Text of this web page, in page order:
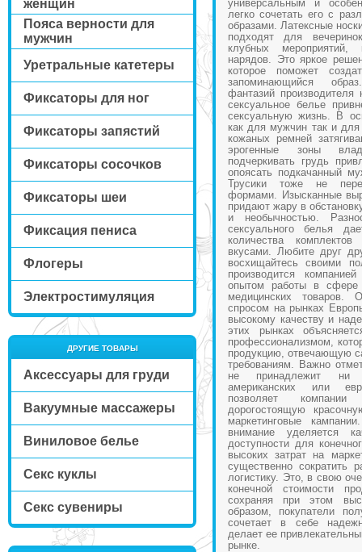
женщин
Пояса верности для
мужчин
Уретральные катетеры
Фиксаторы для ног
Фиксаторы запястий
Фиксаторы сосочков
Фиксаторы шеи
Фиксация пениса
Флогеры
Электростимуляция
ДРУГИЕ ТОВАРЫ
Аксессуары для груди
Вакуумные массажеры
Виниловое белье
Секс куклы
Секс сувениры
универсальным и
легко сочетать его с
образами. Латексные
подходят для
клубных мероприятий,
нарядов. Это яркое
которое поможет
запоминающийся
фантазий
сексуальное белье
сексуальную жизнь. В
как для мужчин так и
кожаных ремней
эрогенные зоны
подчеркивать грудь
опоясать подкачанный
Трусики тоже не
формами. Изысканные
придают жару в
и необычностью.
сексуального белья
количества
вкусами. Любите друг
восхищайтесь своими
производится
опытом работы в сфере
медицинских товаров.
спросом на рынках
высокому качеству и
этих рынках
профессионализмом,
продукцию, отвечающую
требованиям. Важно
не принадлежит ни
американских или
позволяет
дорогостоящую
маркетинговые
внимание уделяется
доступности для
высоких затрат на
существенно сократить
логистику. Это, в свою
конечной стоимости
сохраняя при этом
образом, покупатели
сочетает в себе
делает ее
рынке.